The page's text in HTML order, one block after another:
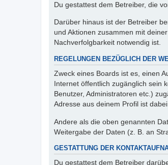
Du gestattest dem Betreiber, die
Darüber hinaus ist der Betreiber
und Aktionen zusammen mit
Nachverfolgbarkeit notwendig ist.
REGELUNGEN BEZÜGLICH DER
Zweck eines Boards ist es, einen
Internet öffentlich zugänglich sein
Benutzer, Administratoren etc.)
Adresse aus deinem Profil ist
Andere als die oben genannten
Weitergabe der Daten (z. B. an
GESTATTUNG DER
Du gestattest dem Betreiber